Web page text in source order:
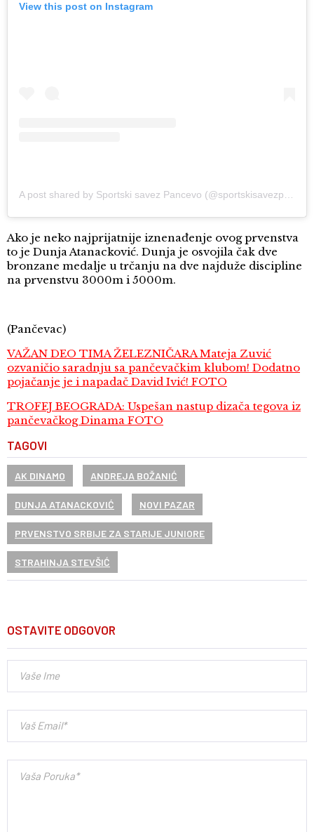
View this post on Instagram
Ako je neko najprijatnije iznenađenje ovog prvenstva
to je Dunja Atanacković. Dunja je osvojila čak dve
bronzane medalje u trčanju na dve najduže discipline
na prvenstvu 3000m i 5000m.
(Pančevac)
VAŽAN DEO TIMA ŽELEZNIČARA Mateja Zuvić
ozvaničio saradnju sa pančevačkim klubom! Dodatno
pojačanje je i napadač David Ivić! FOTO
TROFEJ BEOGRADA: Uspešan nastup dizača tegova iz
pančevačkog Dinama FOTO
TAGOVI
AK DINAMO ANDREJA BOŽANIĆ
DUNJA ATANACKOVIĆ NOVI PAZAR
PRVENSTVO SRBIJE ZA STARIJE JUNIORE
STRAHINJA STEVŠIĆ
OSTAVITE ODGOVOR